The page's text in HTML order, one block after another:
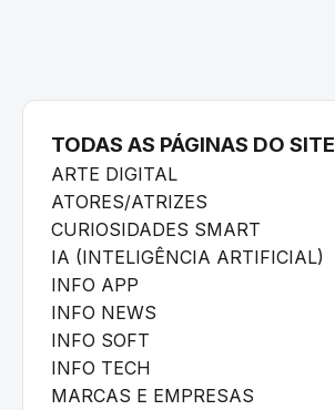
TODAS AS PÁGINAS DO SITE
ARTE DIGITAL
ATORES/ATRIZES
CURIOSIDADES SMART
IA (INTELIGÊNCIA ARTIFICIAL)
INFO APP
INFO NEWS
INFO SOFT
INFO TECH
MARCAS E EMPRESAS